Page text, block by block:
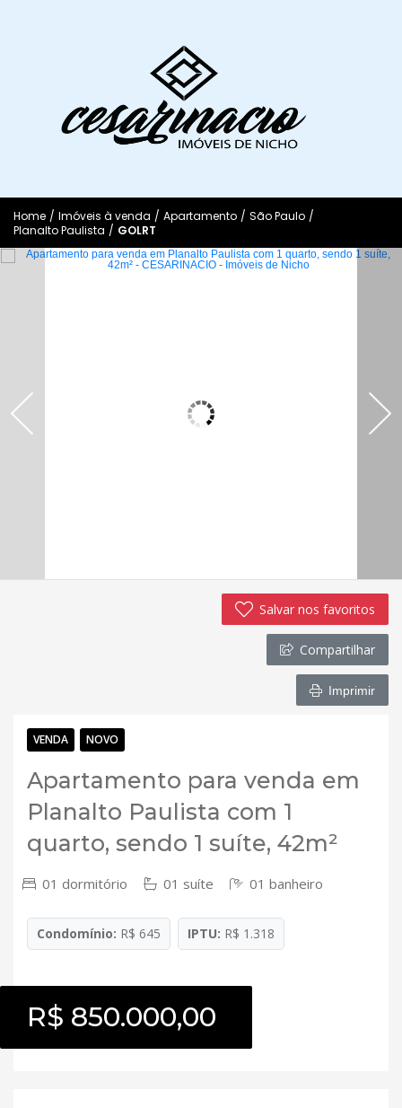
Home / Imóveis à venda / Apartamento / São Paulo /
Planalto Paulista / GOLRT
Salvar nos favoritos
Compartilhar
Imprimir
VENDA NOVO
Apartamento para venda em
Planalto Paulista com 1
quarto, sendo 1 suíte, 42m²
01 dormitório 01 suíte 01 banheiro
Condomínio: R$ 645 IPTU: R$ 1.318
R$ 850.000,00